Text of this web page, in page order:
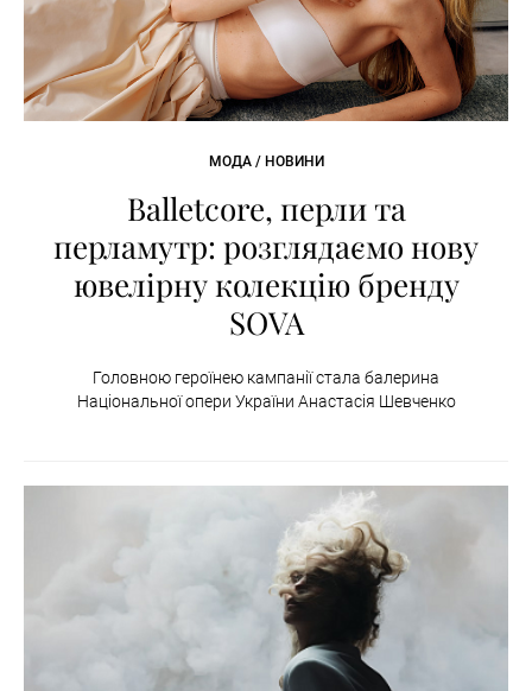
МОДА / НОВИНИ
Balletcore, перли та
перламутр: розглядаємо нову
ювелірну колекцію бренду
SOVA
Головною героїнею кампанії стала балерина
Національної опери України Анастасія Шевченко